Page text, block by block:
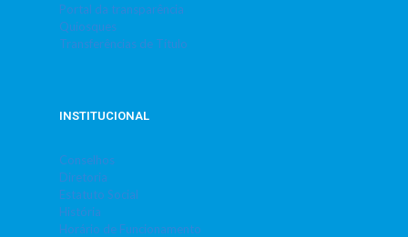
Portal da transparência
Quiosques
Transferências de Título
INSTITUCIONAL
Conselhos
Diretoria
Estatuto Social
História
Horário de Funcionamento